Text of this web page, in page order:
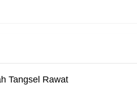
Tangsel Rawat